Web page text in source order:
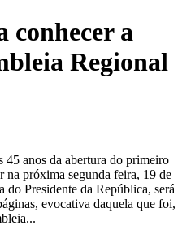
conhecer a
Regional
45 anos da abertura do primeiro
na próxima segunda feira, 19 de
do Presidente da República, será
evocativa daquela que foi,